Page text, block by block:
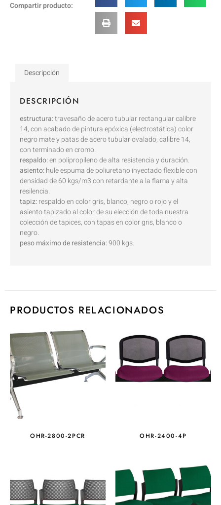
Compartir producto:
Descripción
DESCRIPCIÓN
estructura:travesaño de acero tubular rectangular calibre
14, con acabado de pintura epóxica (electrostática) color
negro mate y patas de acero tubular ovalado, calibre 14,
con terminado en cromo.
respaldo:en polipropileno de alta resistencia y duración.
asiento:hule espuma de poliuretano inyectado flexible con
densidad de 60 kgs/m3 con retardante a la flama y alta
resilencia.
tapiz:respaldo en color gris, blanco, negro o rojo y el
asiento tapizado al color de su elección de toda nuestra
colección de tapices, con tapas en color gris, blanco o
negro.
peso máximo de resistencia:900 kgs.
PRODUCTOS RELACIONADOS
OHR-2800-2PCR OHR-2400-4P